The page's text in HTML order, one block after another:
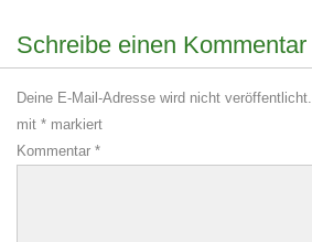
Schreibe einen Kommentar
Deine E-Mail-Adresse wird nicht veröffentlicht.
mit * markiert
Kommentar *